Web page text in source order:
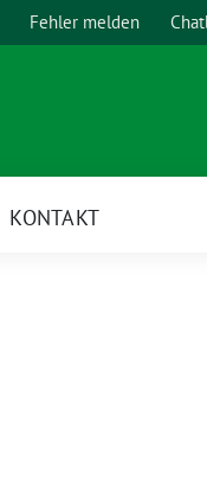
Fehler melden
KONTAKT